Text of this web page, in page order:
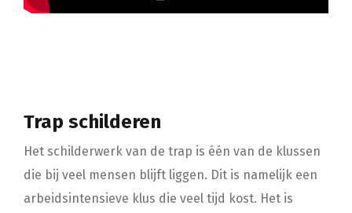
Trap schilderen
Het schilderwerk van de trap is één van de klussen
die bij veel mensen blijft liggen. Dit is namelijk een
arbeidsintensieve klus die veel tijd kost. Het is